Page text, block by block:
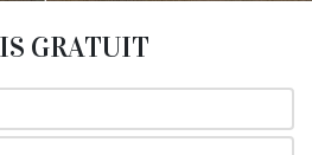
GRATUIT